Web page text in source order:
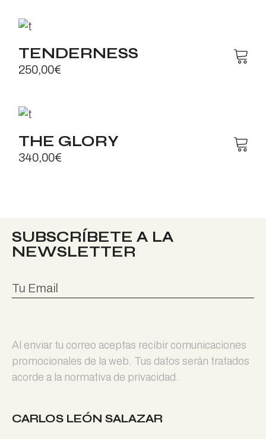
TENDERNESS
250,00€
THE GLORY
340,00€
SUBSCRÍBETE A LA
NEWSLETTER
Al enviar tu correo aceptas recibir comunicaciones
promocionales de la web. Tus datos serán tratados
acorde a la normativa de privacidad.
CARLOS LEÓN SALAZAR